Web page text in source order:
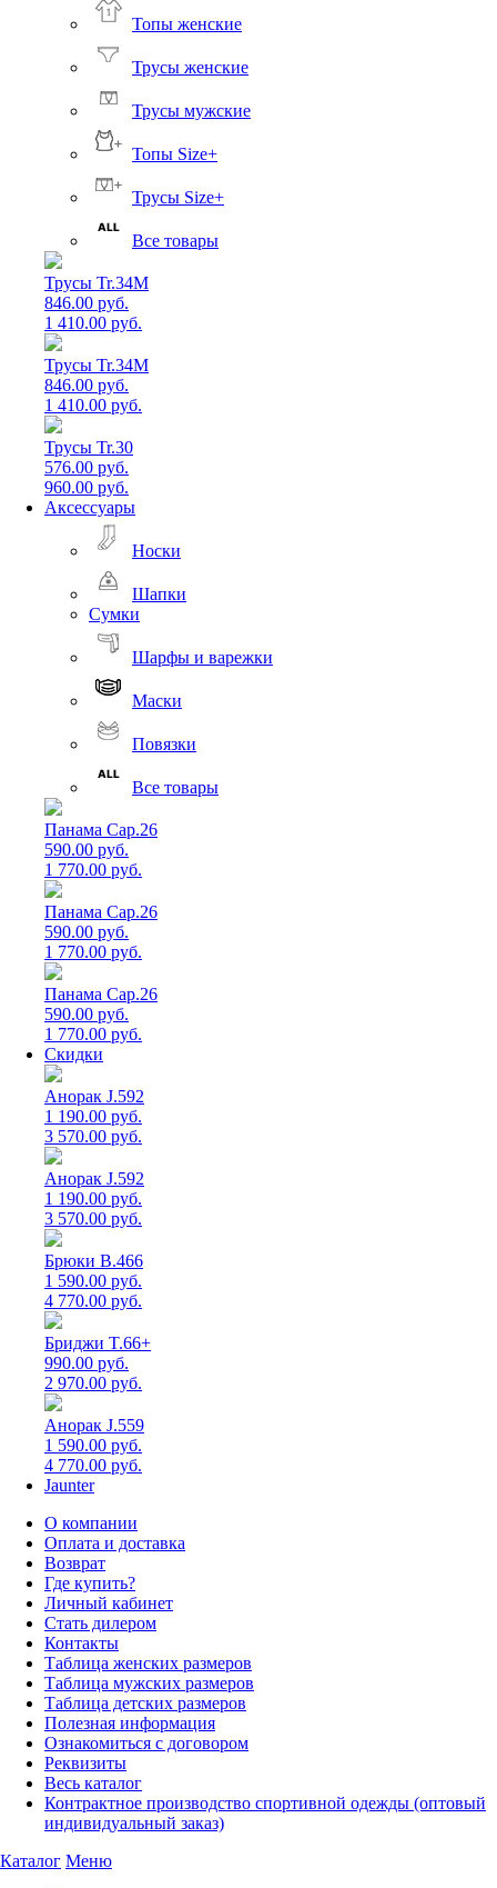
Топы женские
Трусы женские
Трусы мужские
Топы Size+
Трусы Size+
Все товары
Трусы Tr.34M
846.00 руб.
1 410.00 руб.
Трусы Tr.34M
846.00 руб.
1 410.00 руб.
Трусы Tr.30
576.00 руб.
960.00 руб.
Аксессуары
Носки
Шапки
Сумки
Шарфы и варежки
Маски
Повязки
Все товары
Панама Cap.26
590.00 руб.
1 770.00 руб.
Панама Cap.26
590.00 руб.
1 770.00 руб.
Панама Cap.26
590.00 руб.
1 770.00 руб.
Скидки
Анорак J.592
1 190.00 руб.
3 570.00 руб.
Анорак J.592
1 190.00 руб.
3 570.00 руб.
Брюки B.466
1 590.00 руб.
4 770.00 руб.
Бриджи T.66+
990.00 руб.
2 970.00 руб.
Анорак J.559
1 590.00 руб.
4 770.00 руб.
Jaunter
О компании
Оплата и доставка
Возврат
Где купить?
Личный кабинет
Стать дилером
Контакты
Таблица женских размеров
Таблица мужских размеров
Таблица детских размеров
Полезная информация
Ознакомиться с договором
Реквизиты
Весь каталог
Контрактное производство спортивной одежды (оптовый
индивидуальный заказ)
Каталог Меню